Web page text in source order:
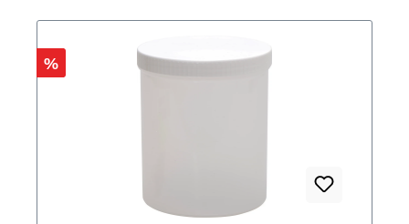
Rabatt
%